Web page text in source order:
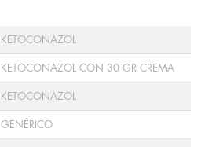
KETOCONAZOL
KETOCONAZOL CON 30 GR CREMA
KETOCONAZOL
GENÉRICO